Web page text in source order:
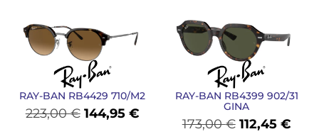
RAY-BAN RB4429 710/M2
223,00€ 144,95 €
RAY-BAN RB4399 902/31
GINA
173,00€ 112,45 €